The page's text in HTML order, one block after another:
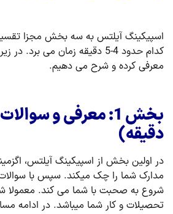
اسپیکینگ آیلتس به سه بخش مجزا
کدام حدود 4-5 دقیقه زمان می
معرفی کرده و شرح می دهیم.
دقیقه)
در اولین بخش از اسپیکینگ آیلتس،
مدارک شما را چک میکند. سپس با
شروع به صحبت با شما می کند. معمولا
تحصیلات و کار شما میباشد. در ادامه